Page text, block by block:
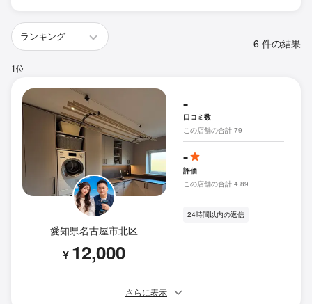
6 件の結果
1位
愛知県名古屋市北区
¥ 12,000
-
口コミ数
この店舗の合計 79
-
評価
この店舗の合計 4.89
24時間以内の返信
さらに表示